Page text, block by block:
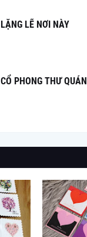
LẶNG LẼ NƠI NÀY
CỔ PHONG THƯ QUÁN